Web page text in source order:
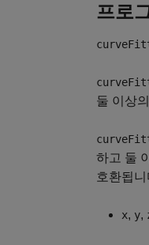
프로
둘 이상
하고 둘
호환됩니
x, y,